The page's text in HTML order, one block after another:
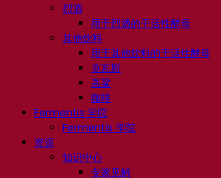
烈酒
用于烈酒的干活性酵母
其他饮料
用于其他饮料的干活性酵母
克瓦斯
高粱
咖啡
Fermentis 学院
Fermentis 学院
资源
知识中心
专家见解